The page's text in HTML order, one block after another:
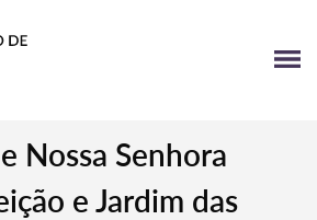
Nossa Senhora
e Jardim das